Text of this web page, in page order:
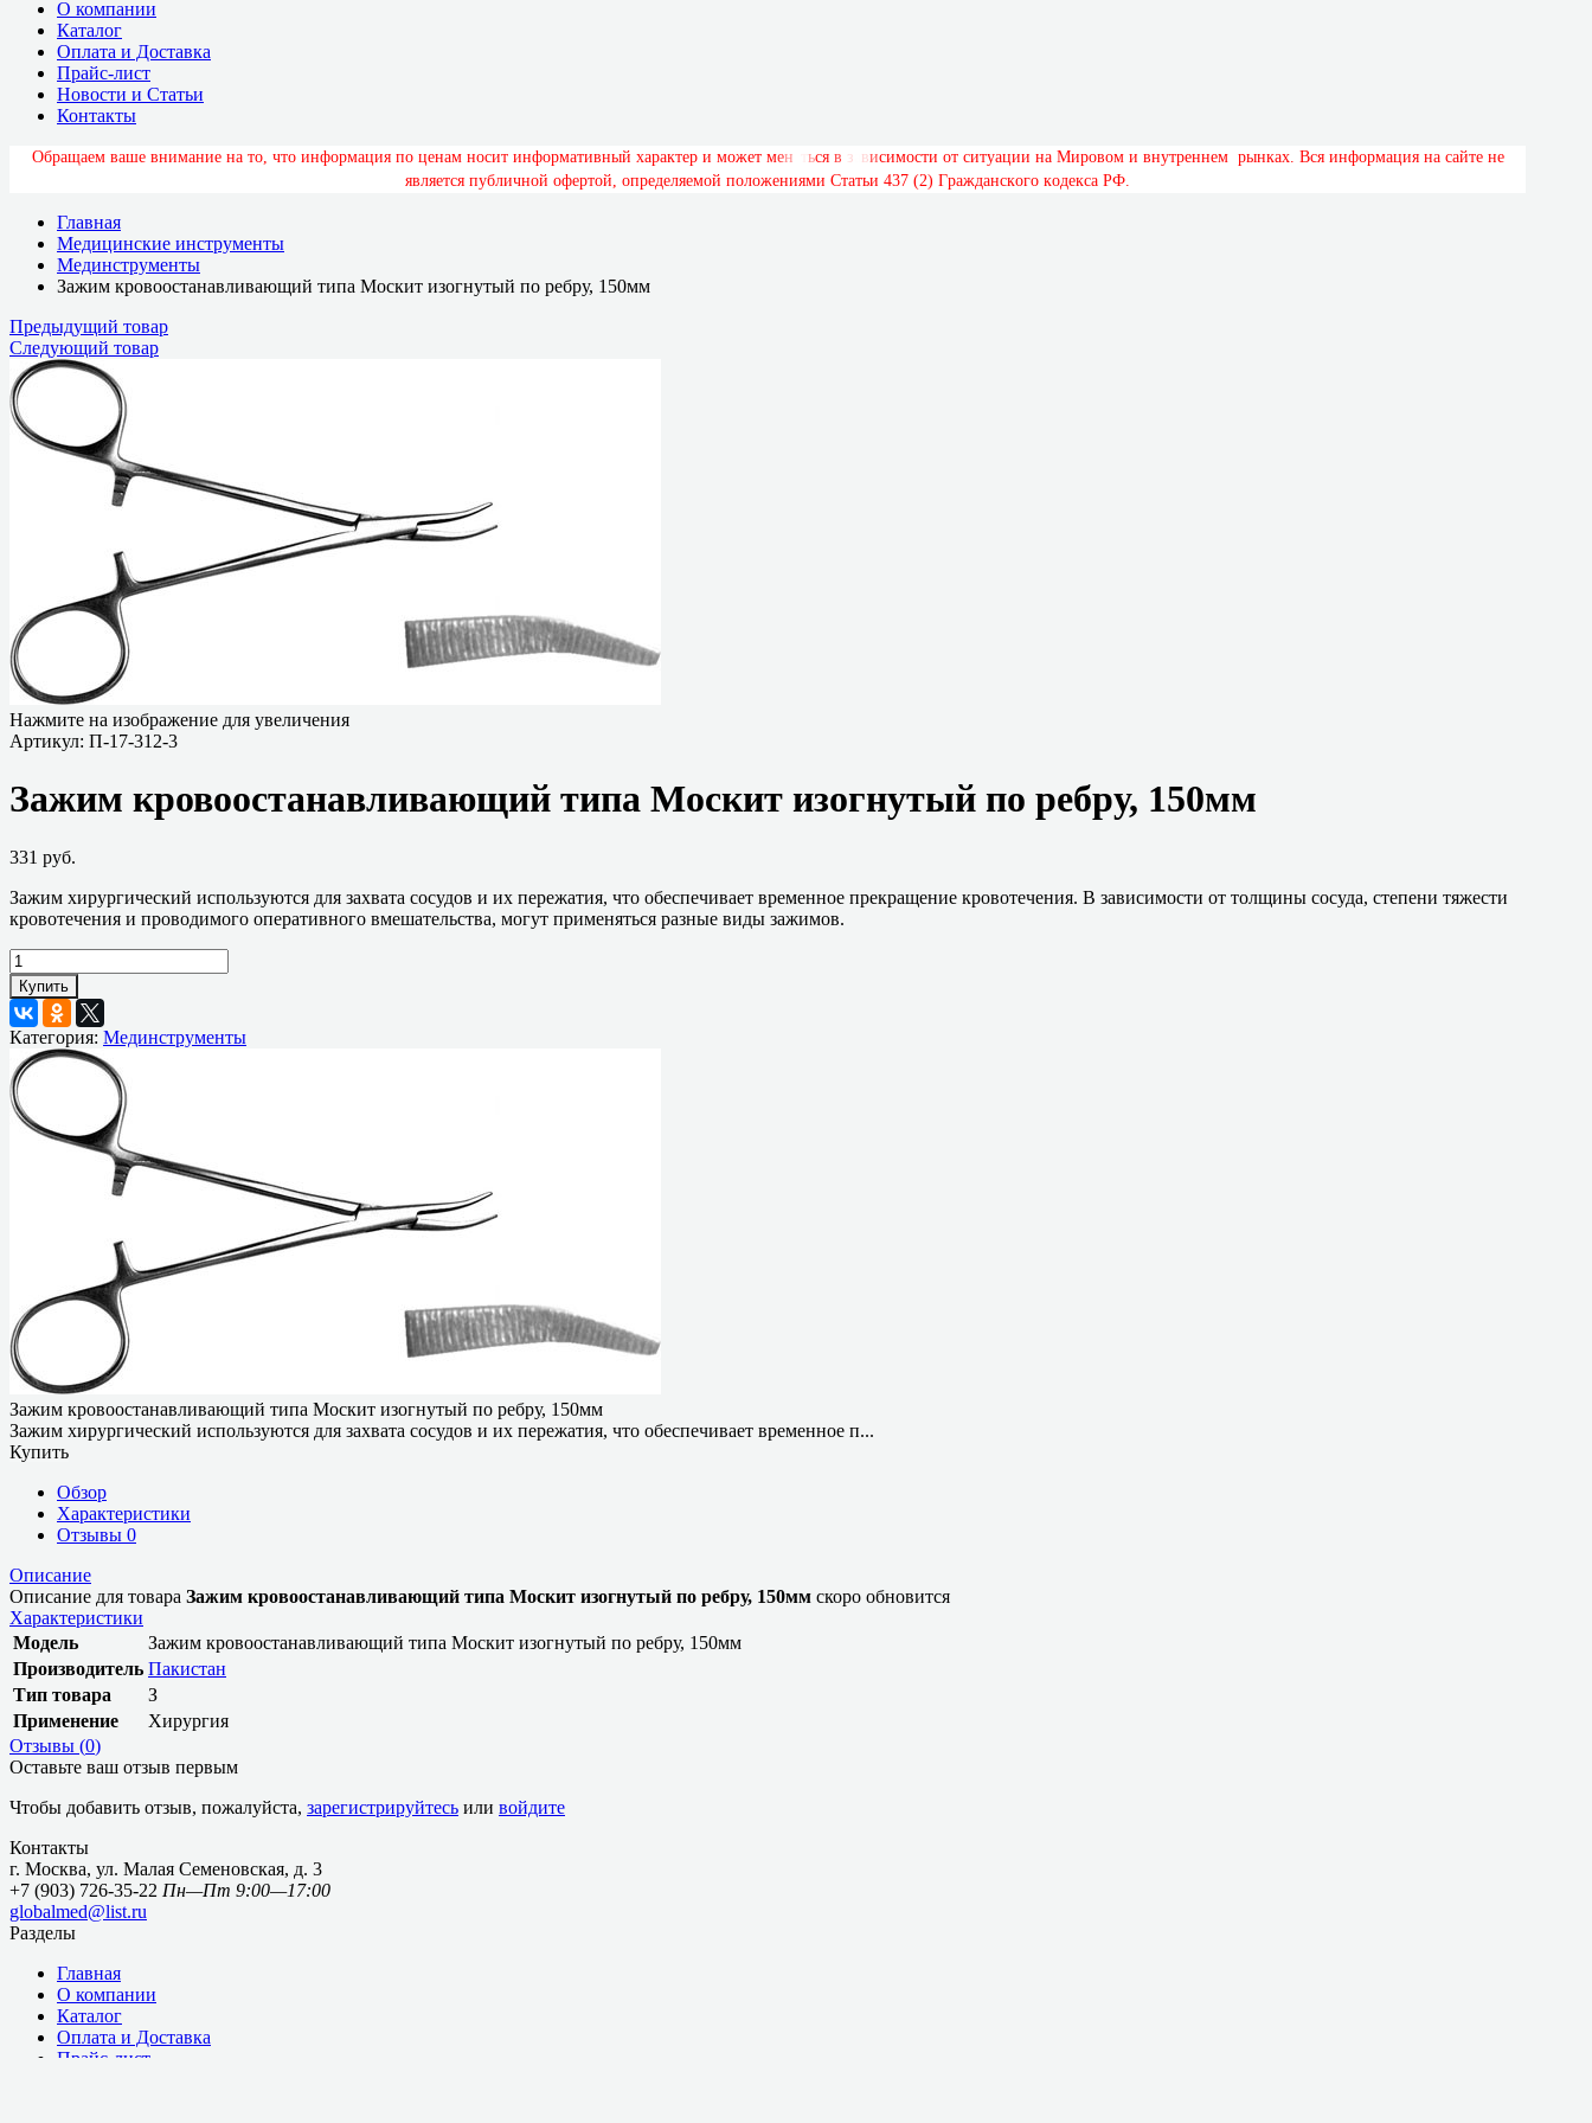
О компании
Каталог
Оплата и Доставка
Прайс-лист
Новости и Статьи
Контакты
Обращаем ваше внимание на то, что информация по ценам носит информативный характер и может мен ься в з висимости от ситуации на Мировом и внутреннем рынках. Вся информация на сайте не
является публичной офертой, определяемой положениями Статьи 437 (2) Гражданского кодекса РФ.
Главная
Медицинские инструменты
Мединструменты
Зажим кровоостанавливающий типа Москит изогнутый по ребру, 150мм
Предыдущий товар
Следующий товар
Нажмите на изображение для увеличения
Артикул: П-17-312-3
Зажим кровоостанавливающий типа Москит изогнутый по ребру, 150мм
331 руб.
Зажим хирургический используются для захвата сосудов и их пережатия, что обеспечивает временное прекращение кровотечения. В зависимости от толщины сосуда, степени тяжести
кровотечения и проводимого оперативного вмешательства, могут применяться разные виды зажимов.
Купить
Категория: Мединструменты
Зажим кровоостанавливающий типа Москит изогнутый по ребру, 150мм
Зажим хирургический используются для захвата сосудов и их пережатия, что обеспечивает временное п...
Купить
Обзор
Характеристики
Отзывы 0
Описание
Описание для товара Зажим кровоостанавливающий типа Москит изогнутый по ребру, 150мм скоро обновится
Характеристики
Модель
Зажим кровоостанавливающий типа Москит изогнутый по ребру, 150мм
Производитель Пакистан
Тип товара
З
Применение
Хирургия
Отзывы (0)
Оставьте ваш отзыв первым
Чтобы добавить отзыв, пожалуйста, зарегистрируйтесь или войдите
Контакты
г. Москва, ул. Малая Семеновская, д. 3
+7 (903) 726-35-22 Пн—Пт 9:00—17:00
globalmed@list.ru
Разделы
Главная
О компании
Каталог
Оплата и Доставка
Прайс-лист